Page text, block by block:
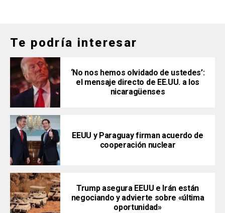
Te podría interesar
‘No nos hemos olvidado de ustedes’:
el mensaje directo de EE.UU. a los
nicaragüenses
EEUU y Paraguay firman acuerdo de
cooperación nuclear
Trump asegura EEUU e Irán están
negociando y advierte sobre «última
oportunidad»